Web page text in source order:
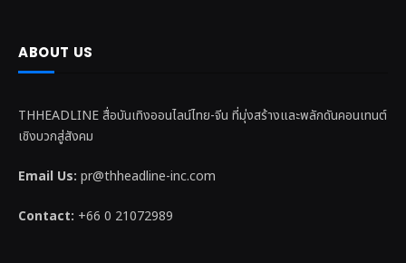
ABOUT US
THHEADLINE สื่อบันเทิงออนไลน์ไทย-จีน ที่มุ่งสร้างและพลักดันคอนเทนต์
เชิงบวกสู่สังคม
Email Us: pr@thheadline-inc.com
Contact: +66 0 21072989